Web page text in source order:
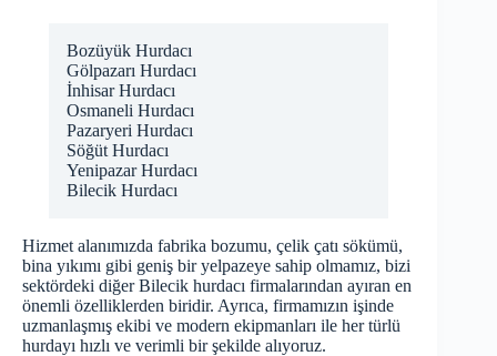
Bozüyük Hurdacı
Gölpazarı Hurdacı
İnhisar Hurdacı
Osmaneli Hurdacı
Pazaryeri Hurdacı
Söğüt Hurdacı
Yenipazar Hurdacı
Bilecik Hurdacı
Hizmet alanımızda fabrika bozumu, çelik çatı sökümü,
bina yıkımı gibi geniş bir yelpazeye sahip olmamız, bizi
sektördeki diğer Bilecik hurdacı firmalarından ayıran en
önemli özelliklerden biridir. Ayrıca, firmamızın işinde
uzmanlaşmış ekibi ve modern ekipmanları ile her türlü
hurdayı hızlı ve verimli bir şekilde alıyoruz.